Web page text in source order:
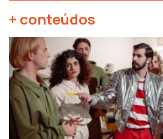
+ conteúdos